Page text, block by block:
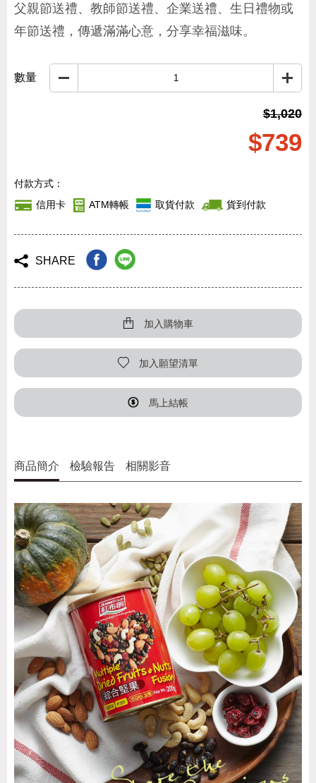
父親節送禮、教師節送禮、企業送禮、生日禮物或
年節送禮，傳遞滿滿心意，分享幸福滋味。
數量
$1,020
$739
付款方式：
信用卡
ATM轉帳 取貨付款 貨到付款
SHARE
加入購物車
加入願望清單
馬上結帳
商品簡介 檢驗報告 相關影音